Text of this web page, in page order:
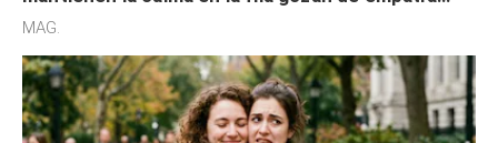
cognitiva, gratitud y no solo tienen autocontrol
MAG.